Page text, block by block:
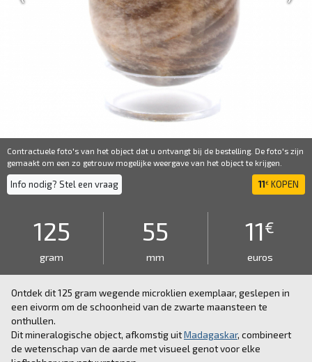
Contractuele foto's van het object dat u ontvangt bij de bestelling. De foto's zijn
gemaakt om een ​​zo getrouw mogelijke weergave van het object te krijgen.
Info nodig? Stel een vraag 11€ KOPEN
125
gram
55
mm
11€
euros
Ontdek dit 125 gram wegende microklien exemplaar, geslepen in
een eivorm om de schoonheid van de zwarte maansteen te
onthullen.
Dit mineralogische object, afkomstig uitMadagaskar, combineert
de wetenschap van de aarde met visueel genot voor elke